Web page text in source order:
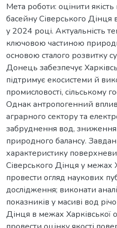
Мета роботи: оцінити
басейну Сіверського Дінця
у 2024 році. Актуальність
ключовою частиною
основою сталого розвитку
Донець забезпечує
підтримує екосистеми й
промисловості, сільському
Однак антропогенний вплив
аграрного сектору та
забруднення вод, зниження
природного балансу.
характеристику
Сіверського Дінця у межах
провести огляд наукових
дослідження; виконати
показників у масиві вод
Дінця в межах Харківської